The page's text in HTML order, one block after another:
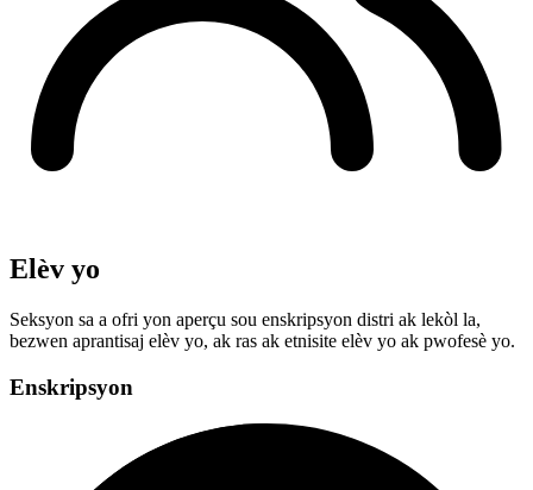
Elèv yo
Seksyon sa a ofri yon aperçu sou enskripsyon distri ak lekòl la,
bezwen aprantisaj elèv yo, ak ras ak etnisite elèv yo ak pwofesè yo.
Enskripsyon